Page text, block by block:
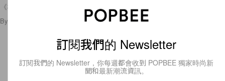
《格雷的五十道色戒》系列最終章終於要上映，自首部曲在 2015
By 2018年2月8日
訂閱我們的 Newsletter
訂閱我們的 Newsletter，你每週都會收到 POPBEE 獨家時尚新
聞和最新潮流資訊。